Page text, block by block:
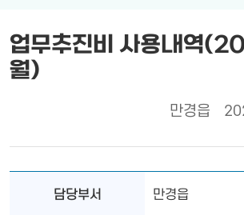
업무추진비 사용내역
월)
만경읍
담당부서 만경읍